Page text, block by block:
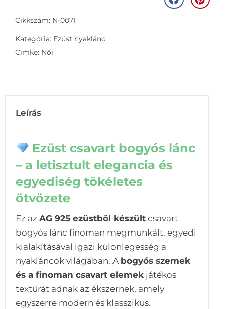
Cikkszám: N-0071
Kategória: Ezüst nyaklánc
Címke: Női
Leírás
Ezüst csavart bogyós lánc
– a letisztult elegancia és
egyediség tökéletes
ötvözete
Ez az AG 925 ezüstből készült csavart
bogyós lánc finoman megmunkált, egyedi
kialakításával igazi különlegesség a
nyakláncok világában. A bogyós szemek
és a finoman csavart elemek játékos
textúrát adnak az ékszernek, amely
egyszerre modern és klasszikus.